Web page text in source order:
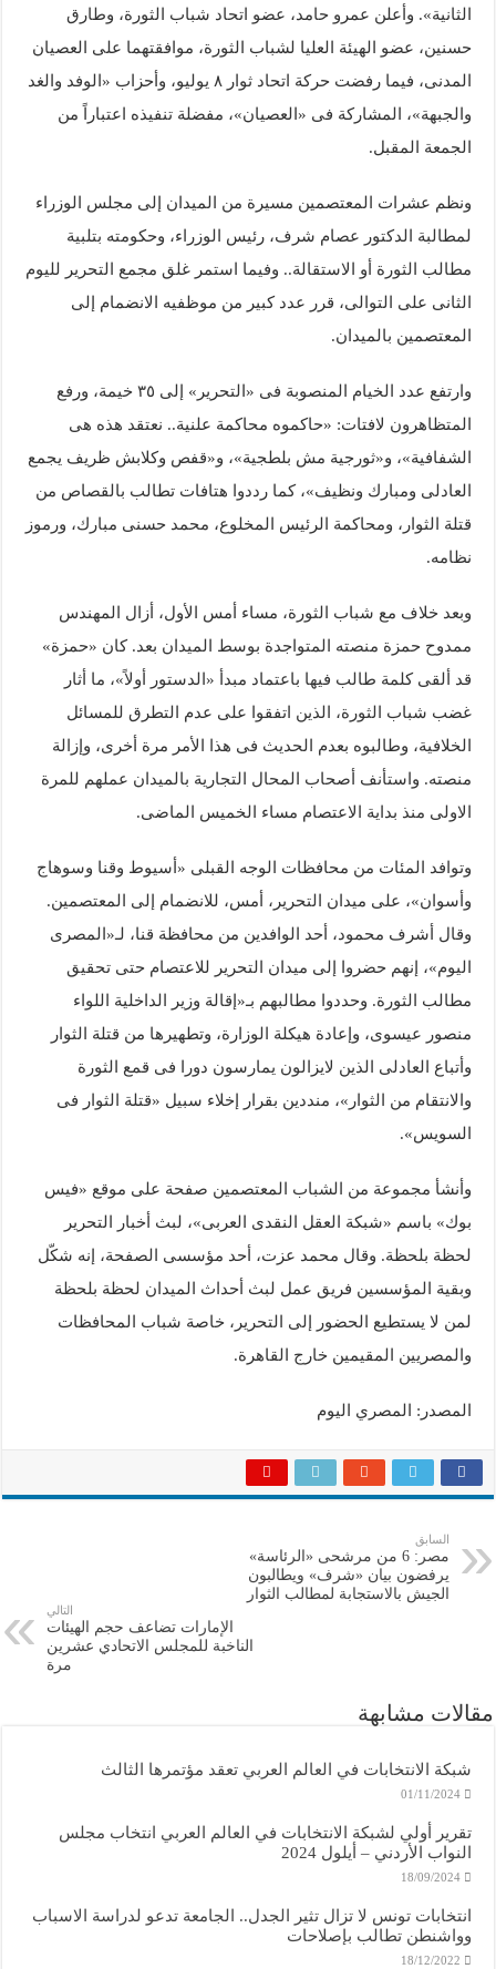
الثانية». وأعلن عمرو حامد، عضو اتحاد شباب الثورة، وطارق
حسنين، عضو الهيئة العليا لشباب الثورة، موافقتهما على العصيان
المدنى، فيما رفضت حركة اتحاد ثوار ٨ يوليو، وأحزاب «الوفد والغد
والجبهة»، المشاركة فى «العصيان»، مفضلة تنفيذه اعتباراً من
الجمعة المقبل.
ونظم عشرات المعتصمين مسيرة من الميدان إلى مجلس الوزراء
لمطالبة الدكتور عصام شرف، رئيس الوزراء، وحكومته بتلبية
مطالب الثورة أو الاستقالة.. وفيما استمر غلق مجمع التحرير لليوم
الثانى على التوالى، قرر عدد كبير من موظفيه الانضمام إلى
المعتصمين بالميدان.
وارتفع عدد الخيام المنصوبة فى «التحرير» إلى ٣٥ خيمة، ورفع
المتظاهرون لافتات: «حاكموه محاكمة علنية.. نعتقد هذه هى
الشفافية»، و«ثورجية مش بلطجية»، و«قفص وكلابش ظريف يجمع
العادلى ومبارك ونظيف»، كما رددوا هتافات تطالب بالقصاص من
قتلة الثوار، ومحاكمة الرئيس المخلوع، محمد حسنى مبارك، ورموز
نظامه.
وبعد خلاف مع شباب الثورة، مساء أمس الأول، أزال المهندس
ممدوح حمزة منصته المتواجدة بوسط الميدان بعد. كان «حمزة»
قد ألقى كلمة طالب فيها باعتماد مبدأ «الدستور أولاً»، ما أثار
غضب شباب الثورة، الذين اتفقوا على عدم التطرق للمسائل
الخلافية، وطالبوه بعدم الحديث فى هذا الأمر مرة أخرى، وإزالة
منصته. واستأنف أصحاب المحال التجارية بالميدان عملهم للمرة
الاولى منذ بداية الاعتصام مساء الخميس الماضى.
وتوافد المئات من محافظات الوجه القبلى «أسيوط وقنا وسوهاج
وأسوان»، على ميدان التحرير، أمس، للانضمام إلى المعتصمين.
وقال أشرف محمود، أحد الوافدين من محافظة قنا، لـ«المصرى
اليوم»، إنهم حضروا إلى ميدان التحرير للاعتصام حتى تحقيق
مطالب الثورة. وحددوا مطالبهم بـ«إقالة وزير الداخلية اللواء
منصور عيسوى، وإعادة هيكلة الوزارة، وتطهيرها من قتلة الثوار
وأتباع العادلى الذين لايزالون يمارسون دورا فى قمع الثورة
والانتقام من الثوار»، منددين بقرار إخلاء سبيل «قتلة الثوار فى
السويس».
وأنشأ مجموعة من الشباب المعتصمين صفحة على موقع «فيس
بوك» باسم «شبكة العقل النقدى العربى»، لبث أخبار التحرير
لحظة بلحظة. وقال محمد عزت، أحد مؤسسى الصفحة، إنه شكّل
وبقية المؤسسين فريق عمل لبث أحداث الميدان لحظة بلحظة
لمن لا يستطيع الحضور إلى التحرير، خاصة شباب المحافظات
والمصريين المقيمين خارج القاهرة.
المصدر: المصري اليوم
السابق
مصر: 6 من مرشحى «الرئاسة»
يرفضون بيان «شرف» ويطالبون
الجيش بالاستجابة لمطالب الثوار
التالي
الإمارات تضاعف حجم الهيئات
الناخبة للمجلس الاتحادي عشرين
مرة
مقالات مشابهة
شبكة الانتخابات في العالم العربي تعقد مؤتمرها الثالث
01/11/2024
تقرير أولي لشبكة الانتخابات في العالم العربي انتخاب مجلس
النواب الأردني – أيلول 2024
18/09/2024
انتخابات تونس لا تزال تثير الجدل.. الجامعة تدعو لدراسة الاسباب
وواشنطن تطالب بإصلاحات
18/12/2022